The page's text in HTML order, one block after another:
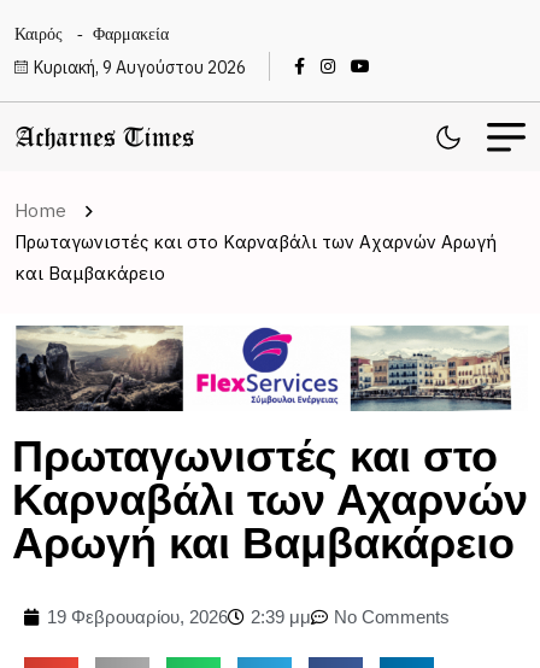
Καιρός Φαρμακεία
Κυριακή, 9 Αυγούστου 2026
Home
Πρωταγωνιστές και στο Καρναβάλι των Αχαρνών Αρωγή
και Βαμβακάρειο
Πρωταγωνιστές και στο
Καρναβάλι των Αχαρνών
Αρωγή και Βαμβακάρειο
19 Φεβρουαρίου, 2026 2:39 μμ No Comments